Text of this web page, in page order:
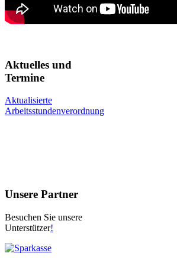
Aktuelles und
Termine
Aktualisierte
Arbeitsstundenverordnung
Unsere Partner
Besuchen Sie unsere
Unterstützer!